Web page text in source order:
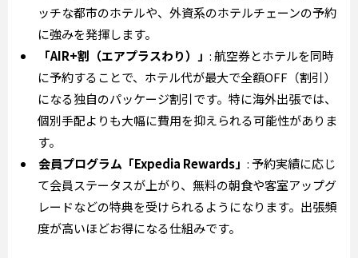
ッチな都市のホテルや、外資系のホテルチェーンの予約
に強みを発揮します。
「AIR+割（エアプラスわり）」 : 航空券とホテルを同時
に予約することで、ホテル代が最大で全額OFF（割引）
になる独自のパッケージ割引です。特に海外出張では、
個別手配よりも大幅に費用を抑えられる可能性がありま
す。
会員プログラム「Expedia Rewards」 : 予約実績に応じ
て会員ステータスが上がり、無料の朝食や客室アップグ
レードなどの特典を受けられるようになります。出張頻
度が高いほどお得になる仕組みです。